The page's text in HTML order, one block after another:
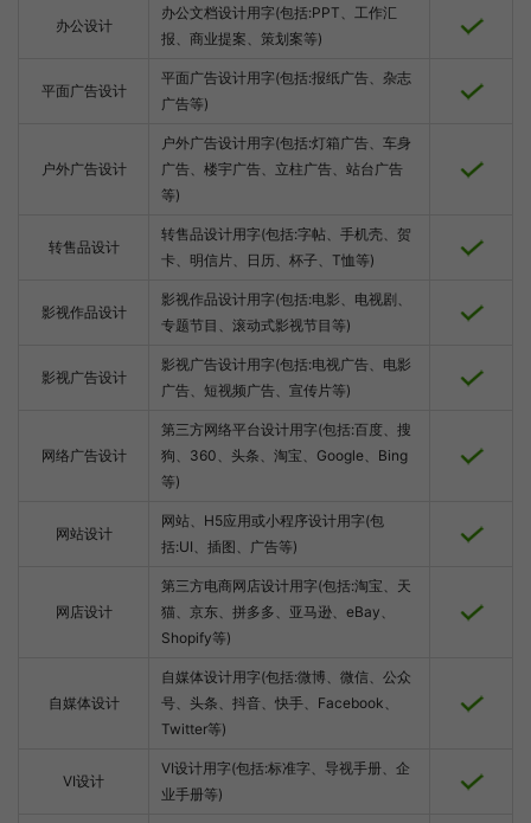
办公设计
办公文档设计用字(包括:PPT、工作汇
报、商业提案、策划案等)
平面广告设计
平面广告设计用字(包括:报纸广告、杂志
广告等)
户外广告设计
户外广告设计用字(包括:灯箱广告、车身
广告、楼宇广告、立柱广告、站台广告
等)
转售品设计
转售品设计用字(包括:字帖、手机壳、贺
卡、明信片、日历、杯子、T恤等)
影视作品设计
影视作品设计用字(包括:电影、电视剧、
专题节目、滚动式影视节目等)
影视广告设计
影视广告设计用字(包括:电视广告、电影
广告、短视频广告、宣传片等)
网络广告设计
第三方网络平台设计用字(包括:百度、搜
狗、360、头条、淘宝、Google、Bing
等)
网站设计
网站、H5应用或小程序设计用字(包
括:UI、插图、广告等)
网店设计
第三方电商网店设计用字(包括:淘宝、天
猫、京东、拼多多、亚马逊、eBay、
Shopify等)
自媒体设计
自媒体设计用字(包括:微博、微信、公众
号、头条、抖音、快手、Facebook、
Twitter等)
VI设计
VI设计用字(包括:标准字、导视手册、企
业手册等)